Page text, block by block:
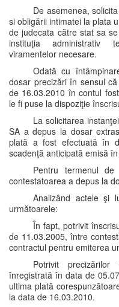
De asemenea,
si obligării intimatei la plata
de judecata către stat sa
instituţia administrativ
viramentelor necesare.
Odată cu
dosar precizări în sensul
de 16.03.2010 în contul
le fi puse la dispoziţie
La solicitarea
SA a depus la dosar
plată a fost efectuată în
scadenţă anticipată emisă
Pentru termenul
contestatoarea a depus la
Analizând actele şi
următoarele:
În fapt, potrivit
de 11.03.2005, între
contractul pentru emiterea
Potrivit
înregistrată în data de
ultima plată
la data de 16.03.2010.